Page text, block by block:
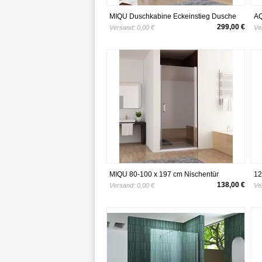
MIQU Duschkabine Eckeinstieg Dusche
Falttür 180º Duschwand
Versand: 0,00 € 299,00 €
MIQU 80-100 x 197 cm Nischentür
Duschabtrennung Schwingtür
Versand: 0,00 € 138,00 €